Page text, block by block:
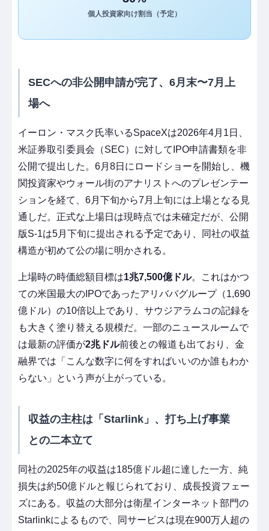
個人投資家向け割当（予定）
SECへの非公開申請が完了、6月末〜7月上
場へ
イーロン・マスク氏率いるSpaceXは2026年4月1日、
米証券取引委員会（SEC）に対してIPO申請書類を非
公開で提出した。6月8日にロードショーを開始し、機
関投資家やウォール街のアナリストへのプレゼンテー
ションを経て、6月下旬から7月上旬には上場となる見
通しだ。正式な上場日は現時点では未確定だが、公開
版S-1は5月下旬に提出される予定であり、同社の収益
構造が初めて公の場に明かされる。
上場時の時価総額目標は1兆7,500億ドル。これはかつ
ての米国最大のIPOであったアリババグループ（1,690
億ドル）の10倍以上であり、サウジアラムコの記録を
も大きく塗り替える規模だ。一部のニュースルームで
は最新の評価が2兆ドル前後との報道も出ており、金
融界では「こんな数字に何をすればいいのか誰もわか
らない」という声が上がっている。
収益の主柱は「Starlink」、打ち上げ事業
との二本立て
同社の2025年の収益は185億ドル超に達した一方、純
損失は約50億ドルと報じられており、成長投資フェー
ズにある。収益の大部分は衛星インターネット部門の
Starlinkによるもので、同サービスは現在900万人超の